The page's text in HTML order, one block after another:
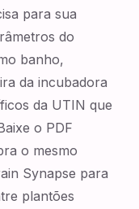
para sua
do
banho,
da incubadora
da UTIN que
o PDF
o mesmo
Synapse para
plantões